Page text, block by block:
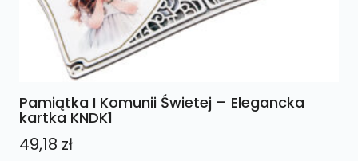
Pamiątka I Komunii Świetej – Elegancka
kartka KNDK1
49,18 zł